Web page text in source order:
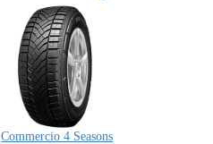
Commercio 4 Seasons